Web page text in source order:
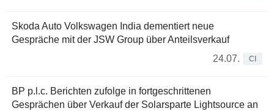
Skoda Auto Volkswagen India dementiert neue
Gespräche mit der JSW Group über Anteilsverkauf
24.07.
CI
BP p.l.c. Berichten zufolge in fortgeschrittenen
Gesprächen über Verkauf der Solarsparte Lightsource an